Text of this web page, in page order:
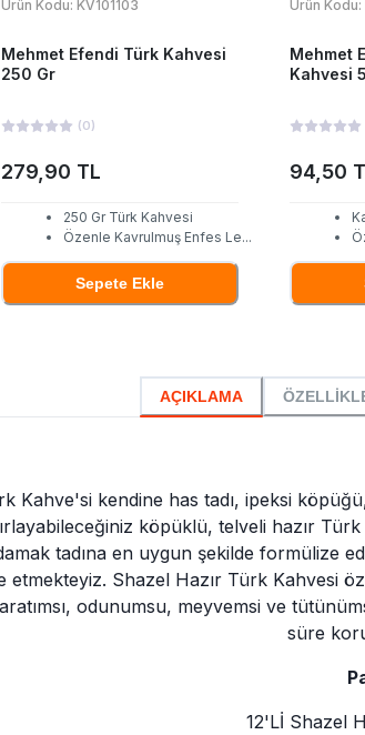
Ürün Kodu: KV101103
Mehmet Efendi Türk Kahvesi
250 Gr
(0)
279,90 TL
250 Gr Türk Kahvesi
Özenle Kavrulmuş Enfes Le...
Sepete Ekle
Ürün Kodu:
Mehmet
Kahvesi
94,50
AÇIKLAMA
Kahve'si kendine has tadı, ipeksi
köpüklü, telveli hazır
tadına en uygun şekilde formülize
etmekteyiz. Shazel Hazır Türk Kahvesi
odunumsu, meyvemsi ve
süre
12'Lİ Shazel